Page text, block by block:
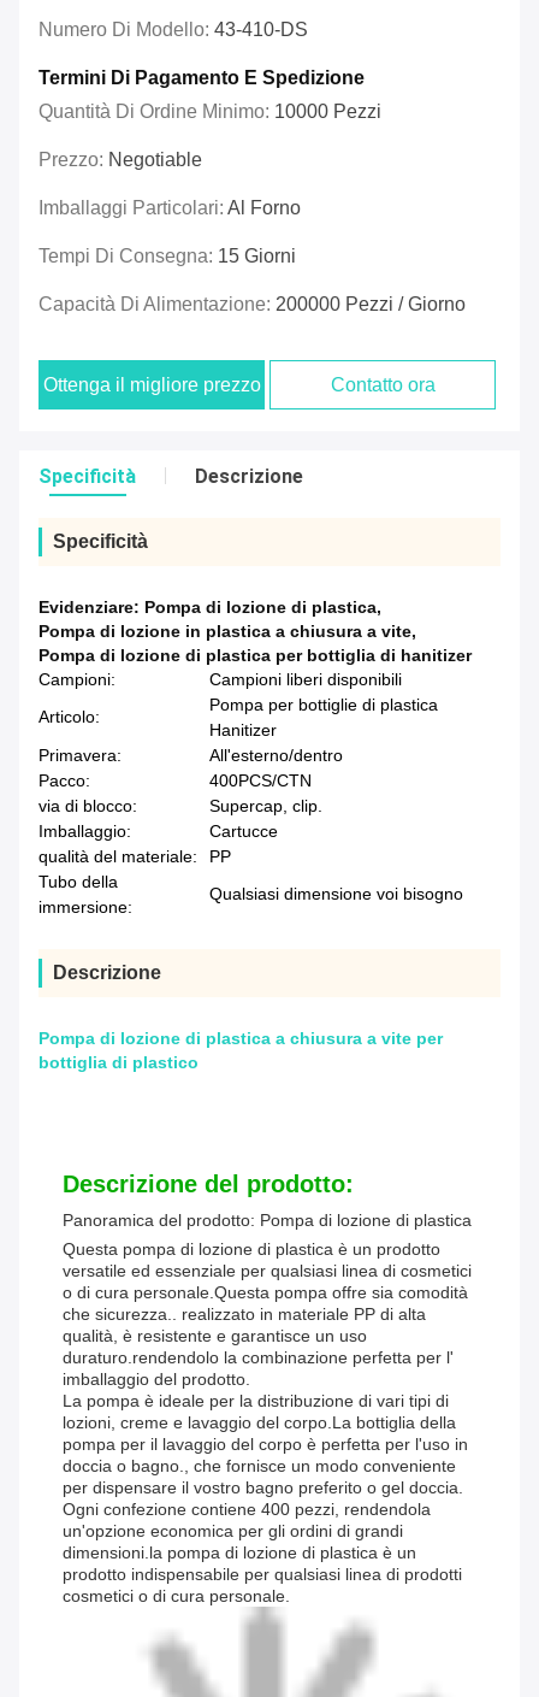
Numero Di Modello: 43-410-DS
Termini Di Pagamento E Spedizione
Quantità Di Ordine Minimo: 10000 Pezzi
Prezzo: Negotiable
Imballaggi Particolari: Al Forno
Tempi Di Consegna: 15 Giorni
Capacità Di Alimentazione: 200000 Pezzi / Giorno
Ottenga il migliore prezzo Contatto ora
Specificità Descrizione
Specificità
Evidenziare: Pompa di lozione di plastica,
Pompa di lozione in plastica a chiusura a vite,
Pompa di lozione di plastica per bottiglia di hanitizer
Campioni:
Campioni liberi disponibili
Articolo:
Pompa per bottiglie di plastica
Hanitizer
Primavera:
All'esterno/dentro
Pacco:
400PCS/CTN
via di blocco:
Supercap, clip.
Imballaggio:
Cartucce
qualità del materiale:
PP
Tubo della
immersione:
Qualsiasi dimensione voi bisogno
Descrizione
Pompa di lozione di plastica a chiusura a vite per
bottiglia di plastico
Descrizione del prodotto:
Panoramica del prodotto: Pompa di lozione di plastica
Questa pompa di lozione di plastica è un prodotto
versatile ed essenziale per qualsiasi linea di cosmetici
o di cura personale.Questa pompa offre sia comodità
che sicurezza.. realizzato in materiale PP di alta
qualità, è resistente e garantisce un uso
duraturo.rendendolo la combinazione perfetta per l'
imballaggio del prodotto.
La pompa è ideale per la distribuzione di vari tipi di
lozioni, creme e lavaggio del corpo.La bottiglia della
pompa per il lavaggio del corpo è perfetta per l'uso in
doccia o bagno., che fornisce un modo conveniente
per dispensare il vostro bagno preferito o gel doccia.
Ogni confezione contiene 400 pezzi, rendendola
un'opzione economica per gli ordini di grandi
dimensioni.la pompa di lozione di plastica è un
prodotto indispensabile per qualsiasi linea di prodotti
cosmetici o di cura personale.